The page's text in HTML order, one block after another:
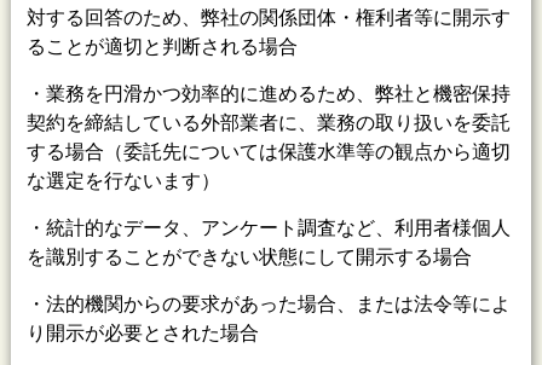
対する回答のため、弊社の関係団体・権利者等に開示す
ることが適切と判断される場合
・業務を円滑かつ効率的に進めるため、弊社と機密保持
契約を締結している外部業者に、業務の取り扱いを委託
する場合（委託先については保護水準等の観点から適切
な選定を行ないます）
・統計的なデータ、アンケート調査など、利用者様個人
を識別することができない状態にして開示する場合
・法的機関からの要求があった場合、または法令等によ
り開示が必要とされた場合